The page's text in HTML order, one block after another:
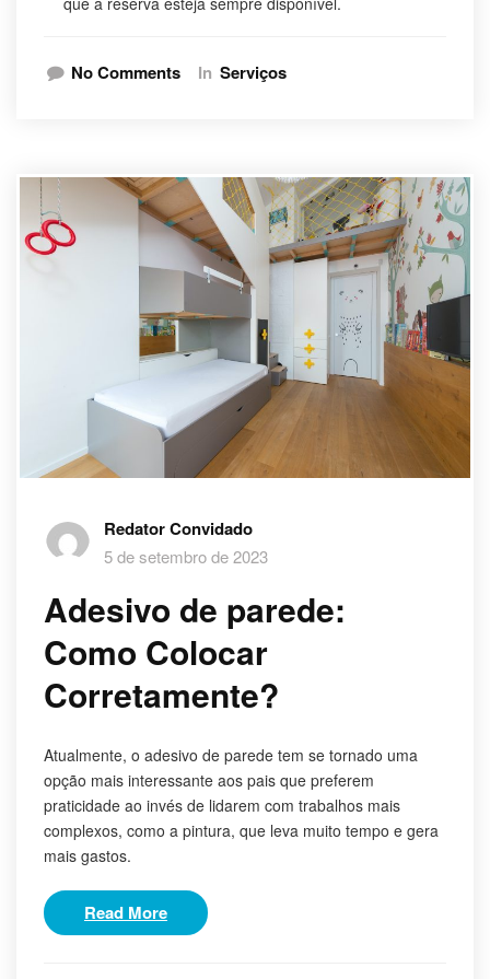
No Comments In Serviços
Redator Convidado
5 de setembro de 2023
Adesivo de parede:
Como Colocar
Corretamente?
Atualmente, o adesivo de parede tem se tornado uma
opção mais interessante aos pais que preferem
praticidade ao invés de lidarem com trabalhos mais
complexos, como a pintura, que leva muito tempo e gera
mais gastos.
Read More